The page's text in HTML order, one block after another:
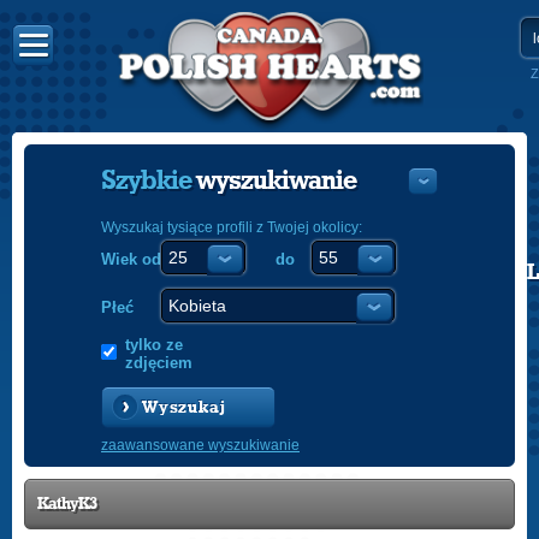
POLISH
Szybkiewyszukiwanie
Wyszukaj tysiące profili z Twojej okolicy:
Wiek od do
Płeć
tylko ze
zdjęciem
Wyszukaj
zaawansowane wyszukiwanie
KathyK3